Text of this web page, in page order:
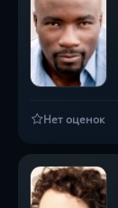
Нет оценок